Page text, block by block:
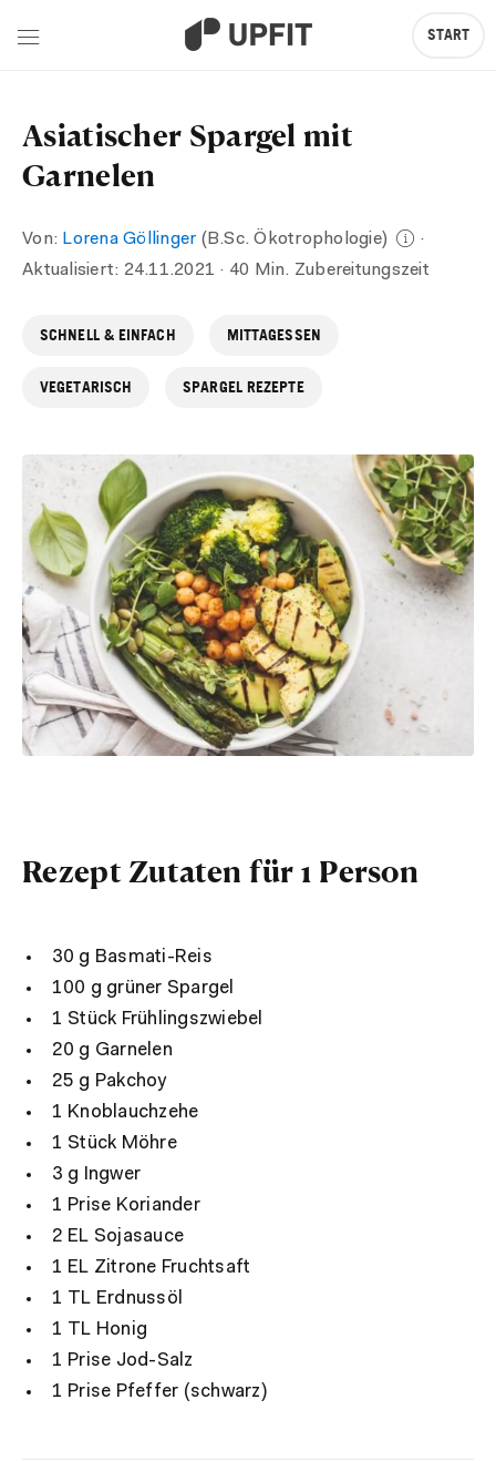
Asiatischer Spargel mit
Garnelen
Von: Lorena Göllinger(B.Sc. Ökotrophologie)
·
Aktualisiert: 24.11.2021 · 40 Min. Zubereitungszeit
SCHNELL & EINFACH MITTAGESSEN
VEGETARISCH SPARGEL REZEPTE
Rezept Zutaten für 1 Person
30 g Basmati-Reis
100 g grüner Spargel
1 Stück Frühlingszwiebel
20 g Garnelen
25 g Pakchoy
1 Knoblauchzehe
1 Stück Möhre
3 g Ingwer
1 Prise Koriander
2 EL Sojasauce
1 EL Zitrone Fruchtsaft
1 TL Erdnussöl
1 TL Honig
1 Prise Jod-Salz
1 Prise Pfeffer (schwarz)
START